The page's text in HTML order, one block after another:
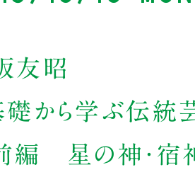
友昭
礎から学ぶ伝統
編 星の神・宿